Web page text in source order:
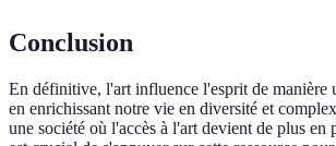
Conclusion
En définitive, l'art influence l'esprit de manière
en enrichissant notre vie en diversité et
une société où l'accès à l'art devient de plus en